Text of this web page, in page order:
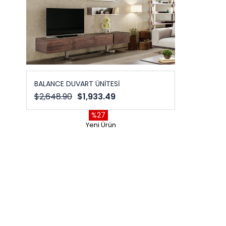
BALANCE DUVART ÜNİTESİ
$1,933.49
$2,648.90
%27
Yeni Ürün